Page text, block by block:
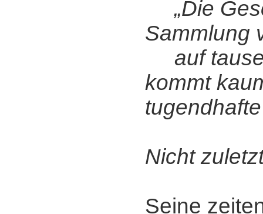
„Die
Sammlung
auf
kommt
tugendhafte
Nicht
Seine